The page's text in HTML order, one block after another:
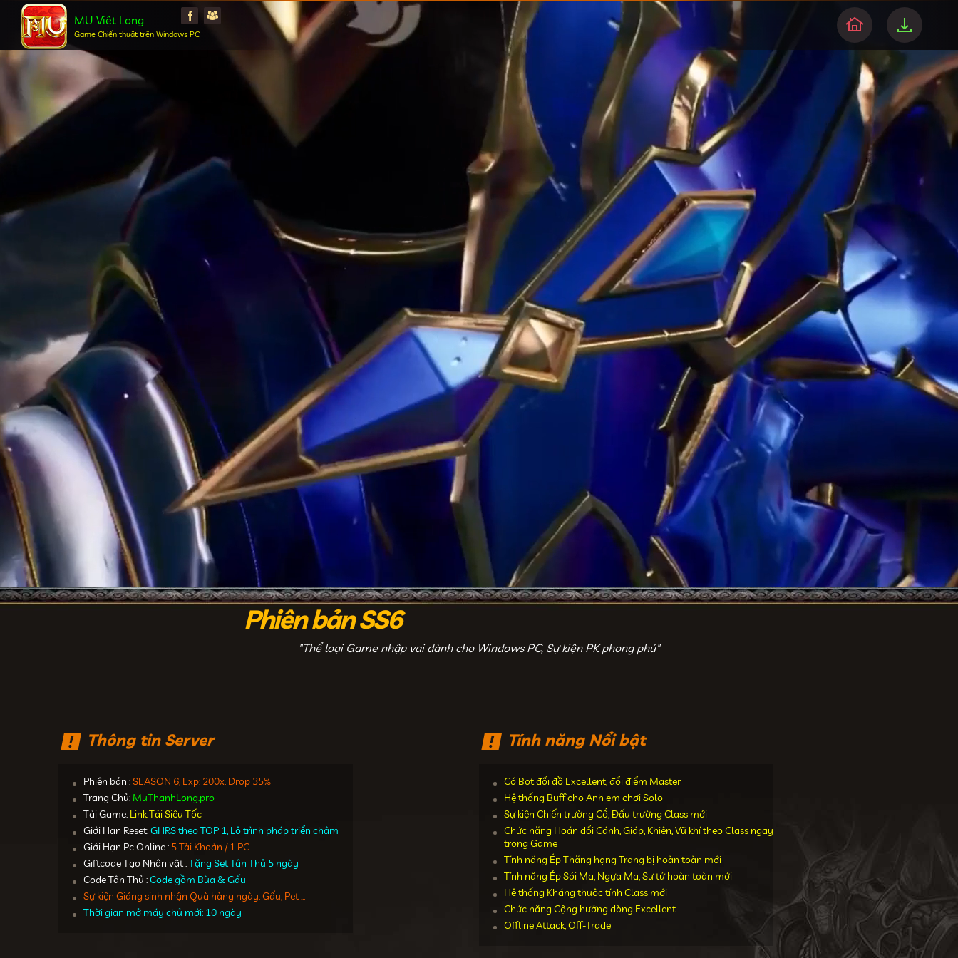
MU Việt Long
Game Chiến thuật trên Windows PC
Phiên bản SS6
"Thể loại Game nhập vai dành cho Windows PC, Sự kiện PK phong phú"
Thông tin Server
Phiên bản :SEASON 6, Exp: 200x. Drop 35%
Trang Chủ: MuThanhLong.pro
Tải Game: Link Tải Siêu Tốc
Giới Hạn Reset:GHRS theo TOP 1, Lộ trình pháp triển chậm
Giới Hạn Pc Online : 5 Tài Khoản / 1 PC
Giftcode Tạo Nhân vật :Tặng Set Tân Thủ 5 ngày
Code Tân Thủ :Code gồm Bùa & Gấu
Sự kiện Giáng sinh nhận Quà hàng ngày: Gấu, Pet ...
Thời gian mở máy chủ mới: 10 ngày
Tính năng Nổi bật
Có Bot đổi đồ Excellent, đổi điểm Master
Hệ thống Buff cho Anh em chơi Solo
Sự kiện Chiến trường Cổ, Đấu trường Class mới
Chức năng Hoán đổi Cánh, Giáp, Khiên, Vũ khí theo Class ngay
trong Game
Tính năng Ép Thăng hạng Trang bị hoàn toàn mới
Tính năng Ép Sói Ma, Ngựa Ma, Sư tử hoàn toàn mới
Hệ thống Kháng thuộc tính Class mới
Chức năng Cộng hưởng dòng Excellent
Offline Attack, Off-Trade